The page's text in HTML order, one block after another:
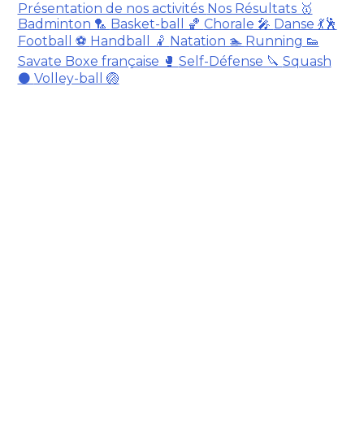
Présentation de nos activités Nos Résultats 🥇
Badminton 🏸 Basket-ball 🏀 Chorale 🎤 Danse 💃🕺
Football ⚽ Handball 🤾 Natation 🏊 Running 👟
Savate Boxe française 🥊 Self-Défense 🔪 Squash
⚫ Volley-ball 🏐